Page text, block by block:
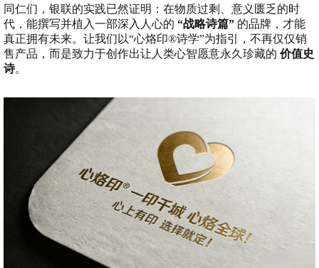
同仁们，银联的实践已然证明：在物质过剩、意义匮乏的时
代，能撰写并植入一部深入人心的 “战略诗篇” 的品牌，才能
真正拥有未来。让我们以“心烙印®诗学”为指引，不再仅仅销
售产品，而是致力于创作出让人类心智愿意永久珍藏的 价值史
诗。